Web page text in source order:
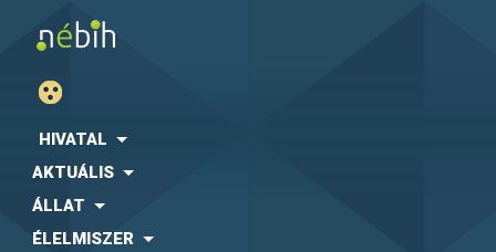
HIVATAL
AKTUÁLIS
ÁLLAT
ÉLELMISZER